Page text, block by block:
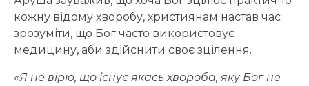
кожну відому хворобу, християнам настав час
зрозуміти, що Бог часто використовує
медицину, аби здійснити своє зцілення.
«Я не вірю, що існує якась хвороба, яку Бог не